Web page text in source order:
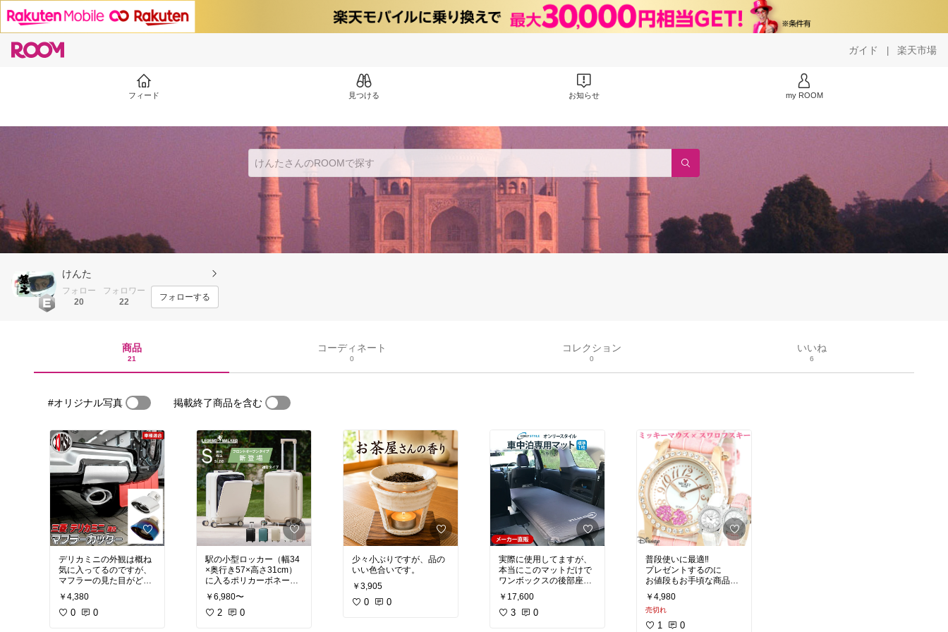
ガイド | 楽天市場
フィード 見つける お知らせ my ROOM
けんた
フォロー
20
フォロワー
22
フォローする
商品
21
コーディネート
0
コレクション
0
いいね
6
#オリジナル写真 掲載終了商品を含む
デリカミニの外観は概ね
気に入ってるのですが、
マフラーの見た目がどう
しても貧弱な為、また妻
が乗ることが多いので、
排気音は変えたくなかっ
￥4,380
0 0
駅の小型ロッカー（幅34
×奥行き57×高さ31cm）
に入るポリカーボネート
のフロントオープン仕様
を探して行き着いた。
1番重要な幅の実寸が33.
￥6,980〜
2 0
少々小ぶりですが、品の
いい色合いです。
￥3,905
0 0
実際に使用してますが、
本当にこのマットだけで
ワンボックスの後部座席
の段差が気にならなくな
￥17,600
3 0
普段使いに最適‼︎
プレゼントするのに
お値段もお手頃な商品で
す
￥4,980
売切れ
1 0